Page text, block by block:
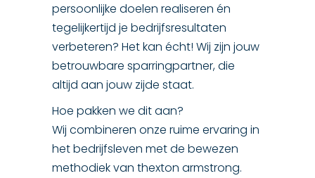
persoonlijke doelen realiseren én
tegelijkertijd je bedrijfsresultaten
verbeteren? Het kan écht! Wij zijn jouw
betrouwbare sparringpartner, die
altijd aan jouw zijde staat.
Hoe pakken we dit aan?
Wij combineren onze ruime ervaring in
het bedrijfsleven met de bewezen
methodiek van thexton armstrong.